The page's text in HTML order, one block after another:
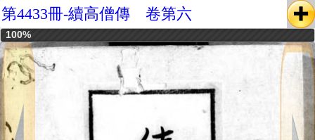
第4433冊-續高僧傳 卷第六
100%